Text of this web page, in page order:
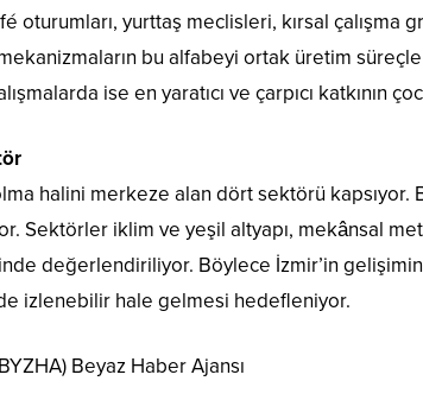
oturumları, yurttaş meclisleri, kırsal çalışma
mekanizmaların bu alfabeyi ortak üretim
ise en yaratıcı ve çarpıcı katkının
halini merkeze alan dört sektörü kapsıyor.
Sektörler iklim ve yeşil altyapı, mekânsal
değerlendiriliyor. Böylece İzmir’in
izlenebilir hale gelmesi hedefleniyor.
Beyaz Haber Ajansı